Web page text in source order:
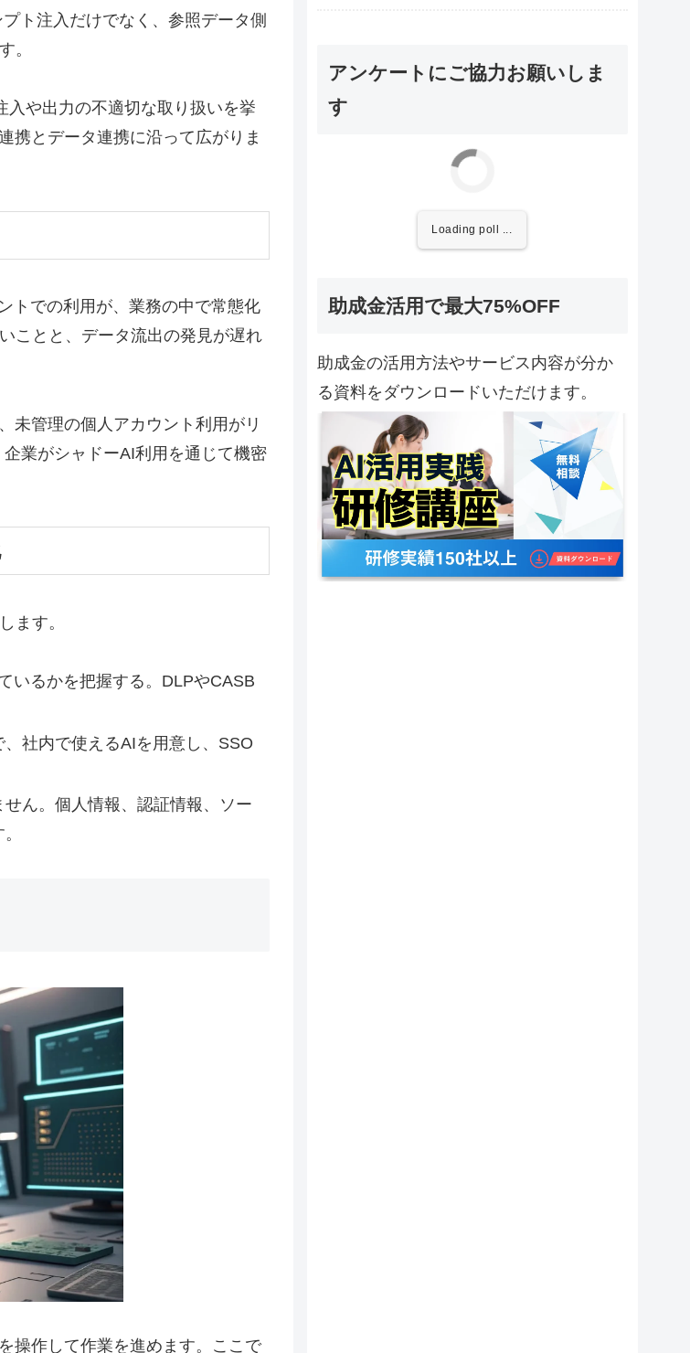
ト注入だけでなく、参照データ側
。
入や出力の不適切な取り扱いを挙
携とデータ連携に沿って広がりま
トでの利用が、業務の中で常態化
ことと、データ流出の発見が遅れ
未管理の個人アカウント利用がリ
業がシャドーAI利用を通じて機密
ます。
いるかを把握する。DLPやCASB
社内で使えるAIを用意し、SSO
ん。個人情報、認証情報、ソー
操作して作業を進めます。ここで
アンケートにご協力お願いしま
す
Loading poll ...
助成金活用で最大75%OFF
助成金の活用方法やサービス内容が分か
る資料をダウンロードいただけます。